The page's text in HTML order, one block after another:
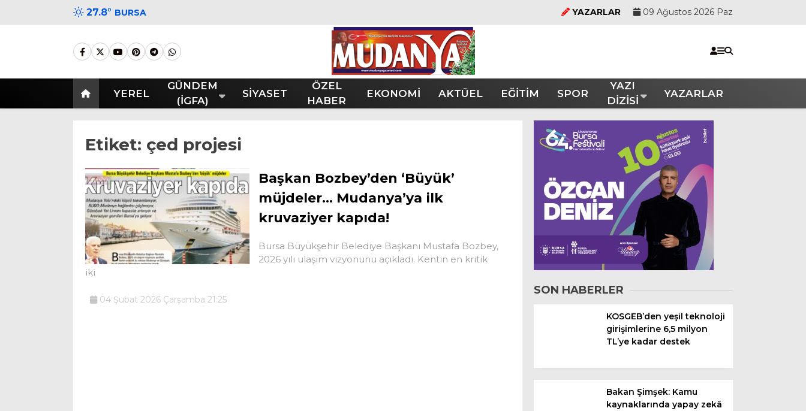
GÜNDEM (İGFA)
SİYASET
ÖZEL HABER
EKONOMİ
27.8° BURSA YAZARLAR 09 Ağustos 2026 Paz
YEREL
GÜNDEM
(İGFA)
SİYASET
ÖZEL
HABER
EKONOMİ AKTÜEL EĞİTİM SPOR
YAZI
DİZİSİ
YAZARLAR
Etiket: çed projesi
Başkan Bozbey’den ‘Büyük’
müjdeler… Mudanya’ya ilk
kruvaziyer kapıda!
Bursa Büyükşehir Belediye Başkanı Mustafa Bozbey,
2026 yılı ulaşım vizyonunu açıkladı. Kentin en kritik
iki
04 Şubat 2026 Çarşamba 21:25
SON HABERLER
KOSGEB’den yeşil teknoloji
girişimlerine 6,5 milyon
TL’ye kadar destek
Bakan Şimşek: Kamu
kaynaklarında yapay zekâ